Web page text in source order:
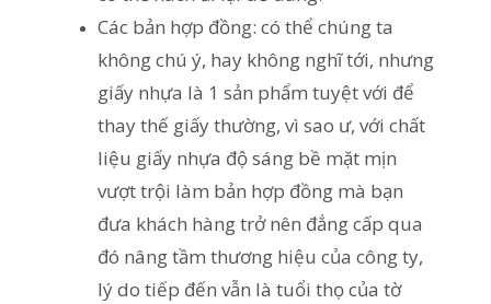
Các bản hợp đồng: có thể chúng ta
không chú ý, hay không nghĩ tới, nhưng
giấy nhựa là 1 sản phẩm tuyệt với để
thay thế giấy thường, vì sao ư, với chất
liệu giấy nhựa độ sáng bề mặt mịn
vượt trội làm bản hợp đồng mà bạn
đưa khách hàng trở nên đẳng cấp qua
đó nâng tầm thương hiệu của công ty,
lý do tiếp đến vẫn là tuổi thọ của tờ